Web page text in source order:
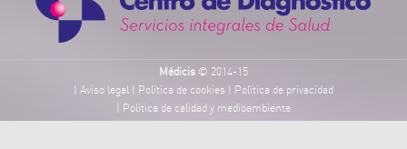
Médicis © 2014-15
Aviso legal Política de cookies
Política de privacidad
Política de calidad y medioambiente